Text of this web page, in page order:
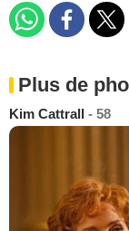
Plus de
Kim Cattrall - 58